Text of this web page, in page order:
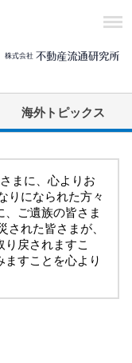
海外トピックス
まに、心よりお
りになられた方々
、ご遺族の皆さま
された皆さまが、
り戻されますこ
ますことを心より